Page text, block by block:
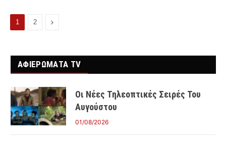
1 2 Επόμενο
ΑΦΙΕΡΩΜΑΤΑ TV
Οι Νέες Τηλεοπτικές Σειρές Του
Αυγούστου
01/08/2026